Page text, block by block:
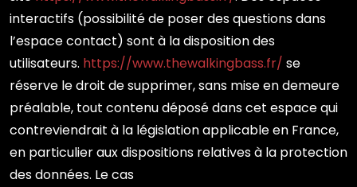
interactifs (possibilité de poser des questions dans
l’espace contact) sont à la disposition des
utilisateurs. https://www.thewalkingbass.fr/ se
réserve le droit de supprimer, sans mise en demeure
préalable, tout contenu déposé dans cet espace qui
contreviendrait à la législation applicable en France,
en particulier aux dispositions relatives à la protection
des données. Le cas